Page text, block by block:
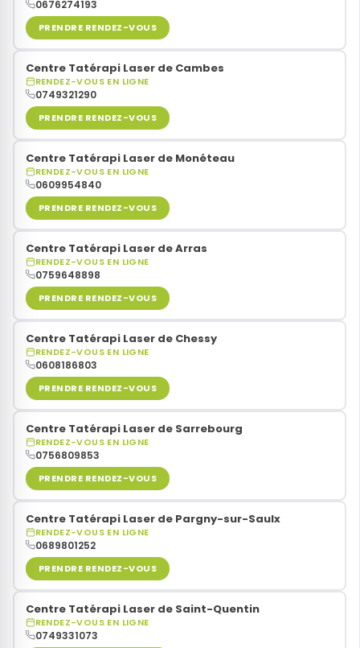
0676274193
PRENDRE RENDEZ-VOUS
Centre Tatérapi Laser de Cambes
RENDEZ-VOUS EN LIGNE
0749321290
PRENDRE RENDEZ-VOUS
Centre Tatérapi Laser de Monéteau
RENDEZ-VOUS EN LIGNE
0609954840
PRENDRE RENDEZ-VOUS
Centre Tatérapi Laser de Arras
RENDEZ-VOUS EN LIGNE
0759648898
PRENDRE RENDEZ-VOUS
Centre Tatérapi Laser de Chessy
RENDEZ-VOUS EN LIGNE
0608186803
PRENDRE RENDEZ-VOUS
Centre Tatérapi Laser de Sarrebourg
RENDEZ-VOUS EN LIGNE
0756809853
PRENDRE RENDEZ-VOUS
Centre Tatérapi Laser de Pargny-sur-Saulx
RENDEZ-VOUS EN LIGNE
0689801252
PRENDRE RENDEZ-VOUS
Centre Tatérapi Laser de Saint-Quentin
RENDEZ-VOUS EN LIGNE
0749331073